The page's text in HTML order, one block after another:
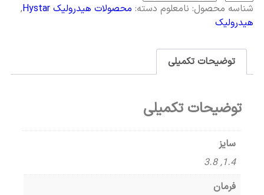
شناسه محصول: نامعلوم دسته: محصولات هیدرولیک Hystar
,
هیدرولیک
توضیحات تکمیلی
توضیحات تکمیلی
سایز
1.4, 3.8
فرمان